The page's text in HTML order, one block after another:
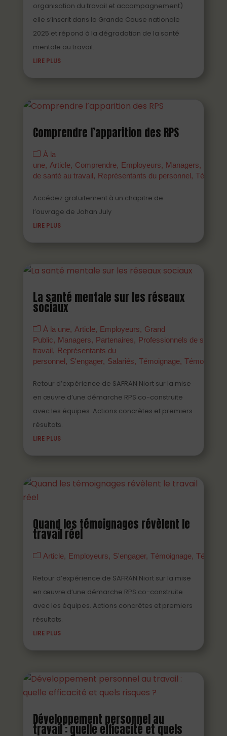
organisation du travail et accompagnement)
elle s’inscrit dans la Grande Cause nationale
2025 et répond à la dégradation de la santé
mentale au travail.
LIRE PLUS
Comprendre l’apparition des RPS
À la
une
Article Comprendre Employeurs Managers
de santé au travail
Représentants du personnel
Accédez gratuitement à un chapitre de
l’ouvrage de Johan July
LIRE PLUS
La santé mentale sur les réseaux
sociaux
À la une Article Employeurs
Grand
Public
Managers Partenaires
Professionnels de santé
travail
Représentants du
personnel
S'engager Salariés Témoignage Témoigner
Retour d’expérience de SAFRAN Niort sur la mise
en œuvre d’une démarche RPS co-construite
avec les équipes. Actions concrètes et premiers
résultats.
LIRE PLUS
Quand les témoignages révèlent le
travail réel
Article Employeurs S'engager Témoignage
Retour d’expérience de SAFRAN Niort sur la mise
en œuvre d’une démarche RPS co-construite
avec les équipes. Actions concrètes et premiers
résultats.
LIRE PLUS
Développement personnel au
travail : quelle efficacité et quels